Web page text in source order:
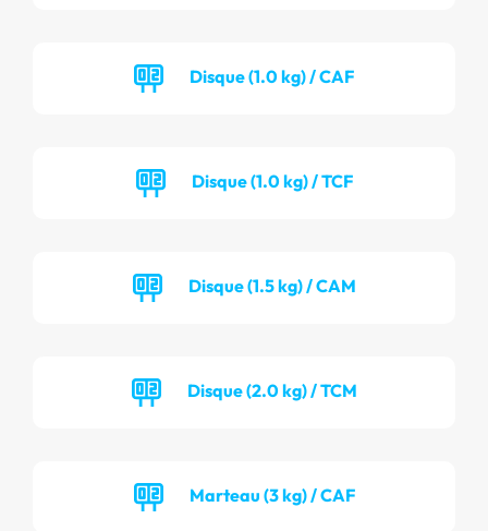
Disque (1.0 kg) / CAF
Disque (1.0 kg) / TCF
Disque (1.5 kg) / CAM
Disque (2.0 kg) / TCM
Marteau (3 kg) / CAF